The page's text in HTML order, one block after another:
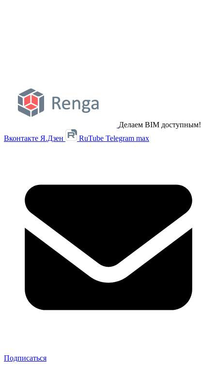
Делаем BIM доступным!
Вконтакте Я.Дзен RuTube Telegram max
Подписаться